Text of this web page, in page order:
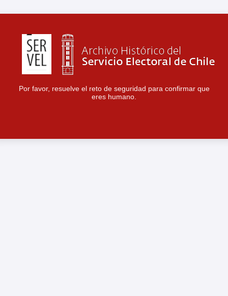
Por favor, resuelve el reto de seguridad para confirmar que
eres humano.